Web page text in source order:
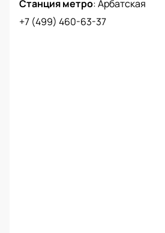
Станция метро:Арбатская
+7 (499) 460-63-37